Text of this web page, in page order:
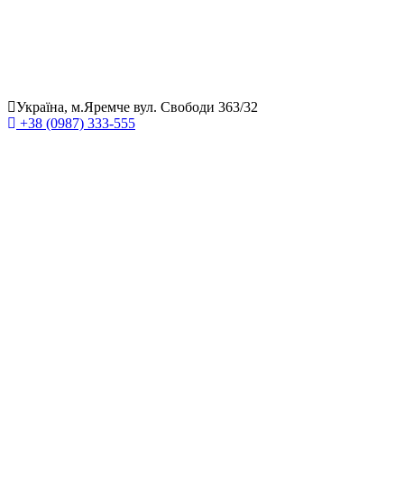
Україна, м.Яремче вул. Свободи 363/32
+38 (0987) 333-555